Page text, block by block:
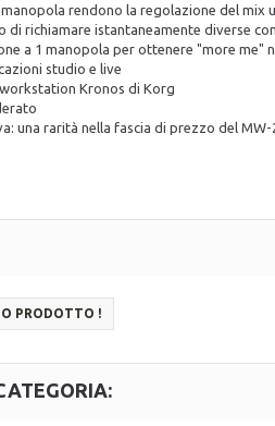
rendono la regolazione del mix
richiamare istantaneamente diverse
a 1 manopola per ottenere "more me"
studio e live
Kronos di Korg
una rarità nella fascia di prezzo del MW-
PRODOTTO !